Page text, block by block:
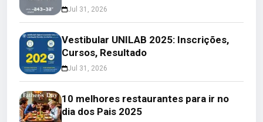
Jul 31, 2026
Vestibular UNILAB 2025: Inscrições,
Cursos, Resultado
Jul 31, 2026
10 melhores restaurantes para ir no
dia dos Pais 2025